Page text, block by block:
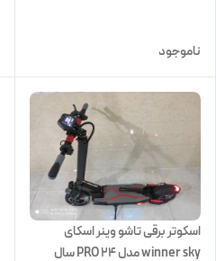
ناموجود
اسکوتر برقی تاشو وینر اسکای
winner sky مدل PRO 24 سال